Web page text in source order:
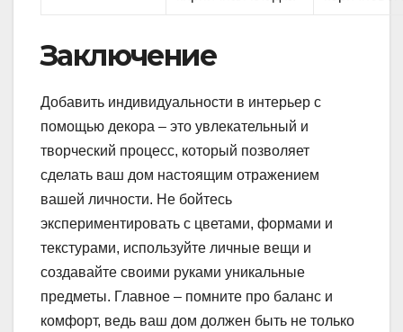
Заключение
Добавить индивидуальности в интерьер с
помощью декора – это увлекательный и
творческий процесс, который позволяет
сделать ваш дом настоящим отражением
вашей личности. Не бойтесь
экспериментировать с цветами, формами и
текстурами, используйте личные вещи и
создавайте своими руками уникальные
предметы. Главное – помните про баланс и
комфорт, ведь ваш дом должен быть не только